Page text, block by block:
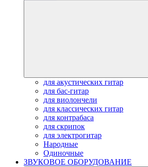
для акустических гитар
для бас-гитар
для виолончели
для классических гитар
для контрабаса
для скрипок
для электрогитар
Народные
Одиночные
ЗВУКОВОЕ ОБОРУДОВАНИЕ